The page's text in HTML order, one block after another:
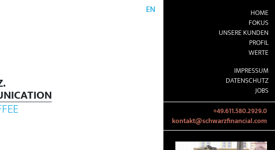
EN
HOME
FOKUS
UNSERE KUNDEN
PROFIL
WERTE
IMPRESSUM
DATENSCHUTZ
JOBS
+49.611.580.2929.0
kontakt@schwarzfinancial.com